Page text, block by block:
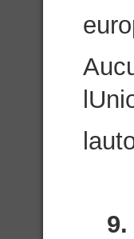
9.